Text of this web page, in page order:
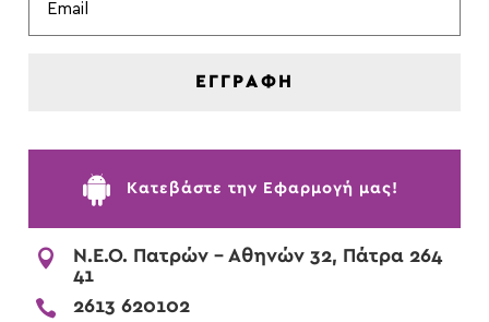
ΕΓΓΡΑΦΗ
 Kατεβάστε την Εφαρμογή μας!

Ν.Ε.Ο. Πατρών - Αθηνών 32, Πάτρα 264
41
 2613 620102